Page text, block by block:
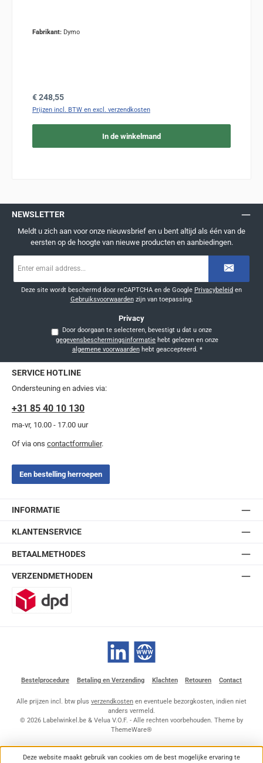
Fabrikant: Dymo
Normale prijs:
€ 248,55
Prijzen incl. BTW en excl. verzendkosten
In de winkelmand
NEWSLETTER
Meldt u zich aan voor onze nieuwsbrief en u bent altijd als één van de
eersten op de hoogte van nieuwe producten en aanbiedingen.
mailadres
Deze site wordt beschermd door reCAPTCHA en de Google Privacybeleid en
Gebruiksvoorwaardenzijn van toepassing.
Privacy
Door doorgaan te selecteren, bevestigt u dat u onze
gegevensbeschermingsinformatie
algemene voorwaardenhebt geaccepteerd. *
SERVICE HOTLINE
Ondersteuning en advies via:
+31 85 40 10 130
ma-vr, 10.00 - 17.00 uur
Of via ons contactformulier.
Een bestelling herroepen
INFORMATIE
KLANTENSERVICE
BETAALMETHODES
VERZENDMETHODEN
LinkedIn Website
Bestelprocedure Betaling en Verzending Klachten Retouren Contact
Alle prijzen incl. btw plus verzendkosten en eventuele bezorgkosten, indien niet
anders vermeld.
© 2026 Labelwinkel.be & Velua V.O.F. - Alle rechten voorbehouden. Theme by
ThemeWare®
Deze website maakt gebruik van cookies om de best mogelijke ervaring te